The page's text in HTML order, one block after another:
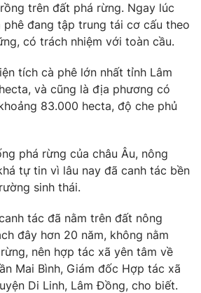
lai
trên đất phá rừng. Ngay lúc
phê đang tập trung tái cơ cấu theo
có trách nhiệm với toàn cầu.
tích cà phê lớn nhất tỉnh Lâm
và cũng là địa phương có
83.000 hecta, độ che phủ
phá rừng của châu Âu, nông
tự tin vì lâu nay đã canh tác bền
sinh thái.
tác đã nằm trên đất nông
đây hơn 20 năm, không nằm
nên hợp tác xã yên tâm về
Mai Bình, Giám đốc Hợp tác xã
Di Linh, Lâm Đồng, cho biết.